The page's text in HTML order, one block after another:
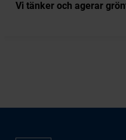
Vi tänker och agerar